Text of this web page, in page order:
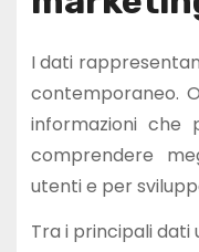
I dati
contemporaneo.
informazioni che
comprendere
utenti e per
Tra i principali dati